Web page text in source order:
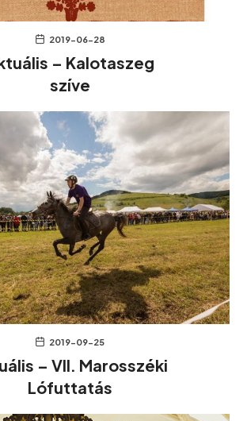
2019-06-28
– Kalotaszeg
szíve
2019-09-25
– VII. Marosszéki
Lófuttatás